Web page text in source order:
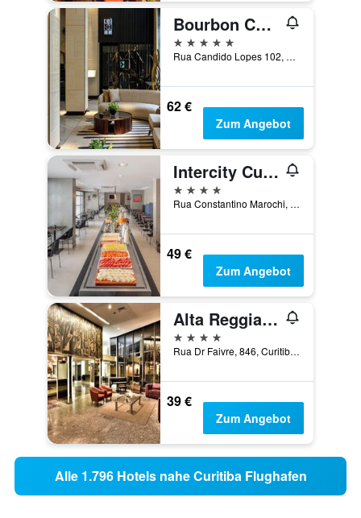
Bourbon Curitiba Convention Hotel
5 Sterne
Rua Candido Lopes 102, Curitiba, Brasilien
62 €
Zum Angebot
Intercity Curitiba Centro Cívico
4 Sterne
Rua Constantino Marochi, 591, Curitiba, Brasilien
49 €
Zum Angebot
Alta Reggia Plaza Hotel
4 Sterne
Rua Dr Faivre, 846, Curitiba, Brasilien
39 €
Zum Angebot
Alle 1.796 Hotels nahe Curitiba Flughafen